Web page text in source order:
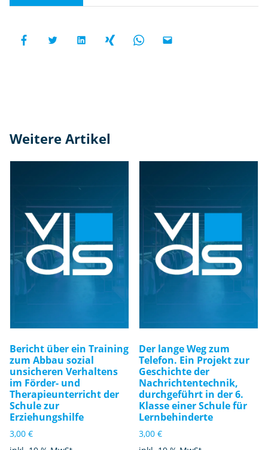
Weitere Artikel
Bericht über ein Training
zum Abbau sozial
unsicheren Verhaltens
im Förder- und
Therapieunterricht der
Schule zur
Erziehungshilfe
3,00 €
Der lange Weg zum
Telefon. Ein Projekt zur
Geschichte der
Nachrichtentechnik,
durchgeführt in der 6.
Klasse einer Schule für
Lernbehinderte
3,00€